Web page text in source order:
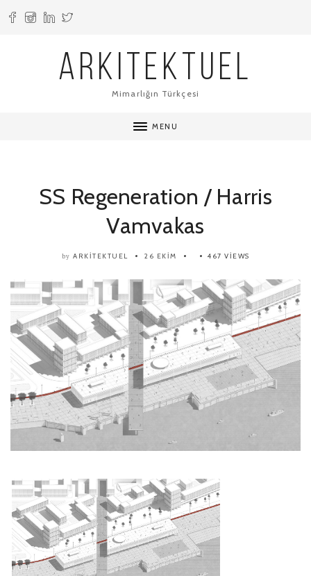
ARKITEKTUEL
Mimarlığın Türkçesi
MENU
SS Regeneration / Harris
Vamvakas
by ARKITEKTUEL 26 EKIM 467 VIEWS